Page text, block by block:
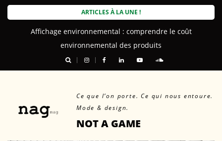
Skip
ARTICLES À LA UNE !
Affichage environnemental : comprendre le coût
environnemental des produits
Ce que l’on porte. Ce qui nous entoure.
Mode & design.
NOT A GAME